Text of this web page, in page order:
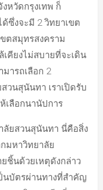
หวัดกรุงเทพ ก็
ซึ่งจะมี 2 วิทยาเขต
ตสมุทรสงคราม
คียงไม่สบายที่จะเดิน
ารถเลือก 2
วนสุนันทา เราเปิดรับ
เลือกนานัปการ
ลัยสวนสุนันทา นี่คือสิ่ง
มหาวิทยาลัย
ชิ้นด้วยเหตุดังกล่าว
นบัตรผ่านทางที่สำคัญ